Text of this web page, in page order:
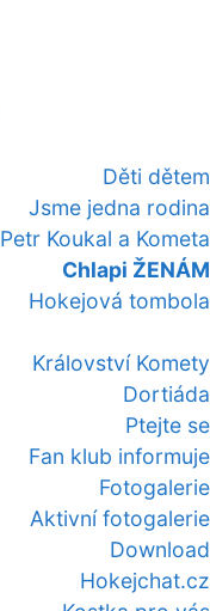
Děti dětem
Jsme jedna rodina
Petr Koukal a Kometa
Chlapi ŽENÁM
Hokejová tombola
Království Komety
Dortiáda
Ptejte se
Fan klub informuje
Fotogalerie
Aktivní fotogalerie
Download
Hokejchat.cz